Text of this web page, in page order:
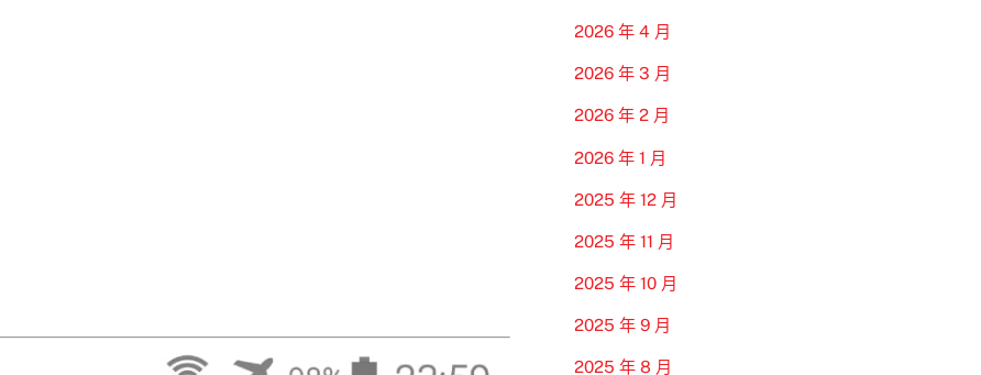
2026 年 4 月
2026 年 3 月
2026 年 2 月
2026 年 1 月
2025 年 12 月
2025 年 11 月
2025 年 10 月
2025 年 9 月
2025 年 8 月